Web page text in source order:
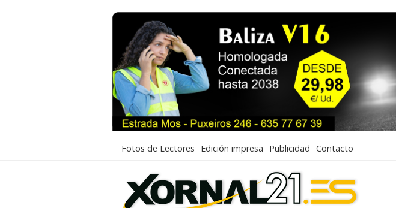
Fotos de Lectores Edición impresa Publicidad Contacto